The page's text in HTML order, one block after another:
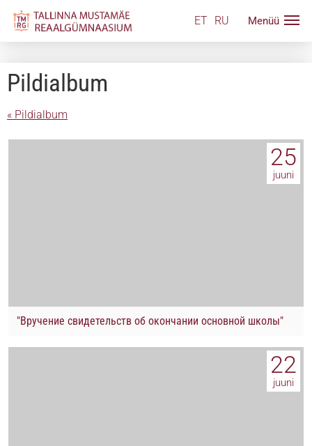
ET RU
Pildialbum
« Pildialbum
25
juuni
"Вручение свидетельств об окончании основной школы"
22
juuni